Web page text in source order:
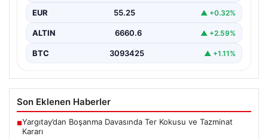
"content": "Fas ile…
EUR 55.25 ▲ +0.32%
ALTIN 6660.6 ▲ +2.59%
BTC 3093425 ▲ +1.11%
Son Eklenen Haberler
■Yargıtay’dan Boşanma Davasında Ter Kokusu ve Tazminat
Kararı